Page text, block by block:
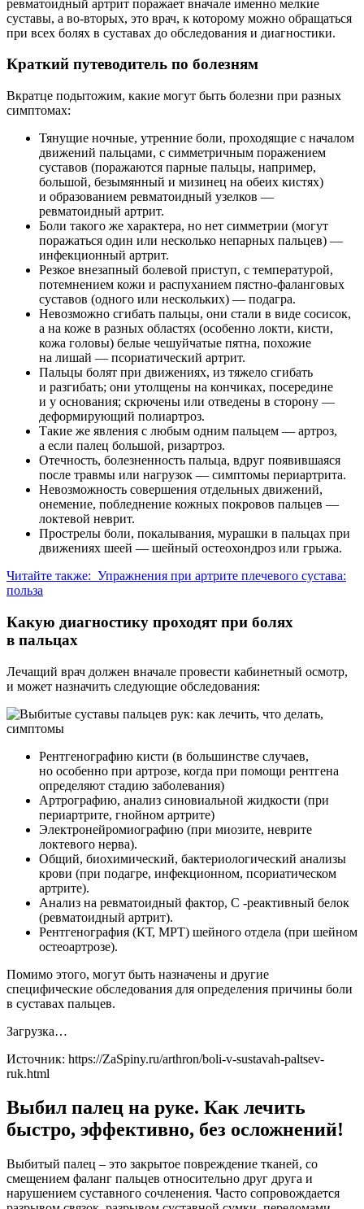
ревматоидный артрит поражает вначале именно мелкие
суставы, а во-вторых, это врач, к которому можно обращаться
при всех болях в суставах до обследования и диагностики.
Краткий путеводитель по болезням
Вкратце подытожим, какие могут быть болезни при разных
симптомах:
Тянущие ночные, утренние боли, проходящие с началом
движений пальцами, с симметричным поражением
суставов (поражаются парные пальцы, например,
большой, безымянный и мизинец на обеих кистях)
и образованием ревматоидный узелков —
ревматоидный артрит.
Боли такого же характера, но нет симметрии (могут
поражаться один или несколько непарных пальцев) —
инфекционный артрит.
Резкое внезапный болевой приступ, с температурой,
потемнением кожи и распуханием пястно-фаланговых
суставов (одного или нескольких) — подагра.
Невозможно сгибать пальцы, они стали в виде сосисок,
а на коже в разных областях (особенно локти, кисти,
кожа головы) белые чешуйчатые пятна, похожие
на лишай — псориатический артрит.
Пальцы болят при движениях, из тяжело сгибать
и разгибать; они утолщены на кончиках, посередине
и у основания; скрючены или отведены в сторону —
деформирующий полиартроз.
Такие же явления с любым одним пальцем — артроз,
а если палец большой, ризартроз.
Отечность, болезненность пальца, вдруг появившаяся
после травмы или нагрузок — симптомы периартрита.
Невозможность совершения отдельных движений,
онемение, побледнение кожных покровов пальцев —
локтевой неврит.
Прострелы боли, покалывания, мурашки в пальцах при
движениях шеей — шейный остеохондроз или грыжа.
Читайте также: Упражнения при артрите плечевого сустава:
польза
Какую диагностику проходят при болях
в пальцах
Лечащий врач должен вначале провести кабинетный осмотр,
и может назначить следующие обследования:
Рентгенографию кисти (в большинстве случаев,
но особенно при артрозе, когда при помощи рентгена
определяют стадию заболевания)
Артрографию, анализ синовиальной жидкости (при
периартрите, гнойном артрите)
Электронейромиографию (при миозите, неврите
локтевого нерва).
Общий, биохимический, бактериологический анализы
крови (при подагре, инфекционном, псориатическом
артрите).
Анализ на ревматоидный фактор, С -реактивный белок
(ревматоидный артрит).
Рентгенография (КТ, МРТ) шейного отдела (при шейном
остеоартрозе).
Помимо этого, могут быть назначены и другие
специфические обследования для определения причины боли
в суставах пальцев.
Загрузка…
Источник: https://ZaSpiny.ru/arthron/boli-v-sustavah-paltsev-
ruk.html
Выбил палец на руке. Как лечить
быстро, эффективно, без осложнений!
Выбитый палец – это закрытое повреждение тканей, со
смещением фаланг пальцев относительно друг друга и
нарушением суставного сочленения. Часто сопровождается